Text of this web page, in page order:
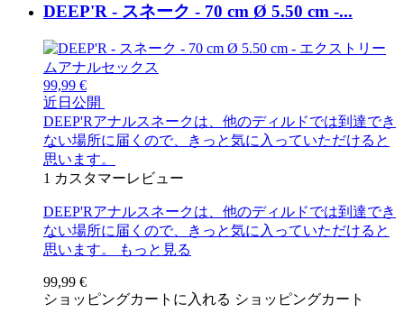
DEEP'R - スネーク - 70 cm Ø 5.50 cm -...
99,99 €
近日公開
DEEP'Rアナルスネークは、他のディルドでは到達でき
ない場所に届くので、きっと気に入っていただけると
思います。
1 カスタマーレビュー
DEEP'Rアナルスネークは、他のディルドでは到達でき
ない場所に届くので、きっと気に入っていただけると
思います。
もっと見る
99,99 €
ショッピングカートに入れる ショッピングカート